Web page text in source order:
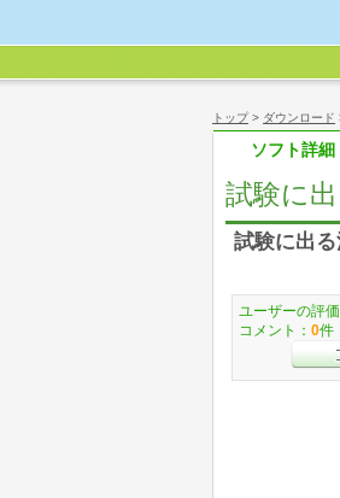
トップ> ダウンロード
ソフト詳細
試験に
試験に出
ユーザーの評
コメント： 0件